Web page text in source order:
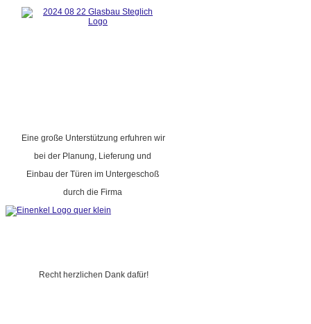
Eine große Unterstützung erfuhren wir
bei der Planung, Lieferung und
Einbau der Türen im Untergeschoß
durch die Firma
Recht herzlichen Dank dafür!